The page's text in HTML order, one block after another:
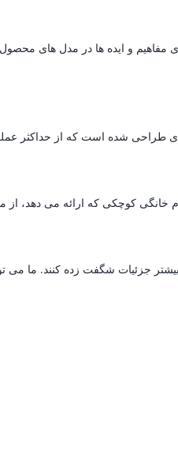
ای طراحی شده است که از حداکثر
کوچکی که ارائه می دهد، از
جزئیات شگفت زده کنند. ما می